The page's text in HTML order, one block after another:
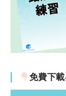
免費下